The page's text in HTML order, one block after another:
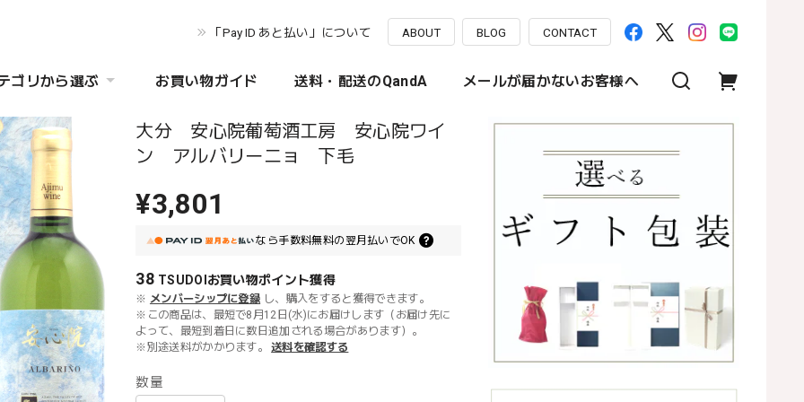
「Pay ID あと払い」について ABOUT BLOG CONTACT
ゴリから選ぶ お買い物ガイド 送料・配送のQandA メールが届かないお客様へ
大分 安心院葡萄酒工房 安心院ワイ
ン アルバリーニョ 下毛
¥3,801
なら手数料無料の 翌月払いでOK
38 TSUDOIお買い物ポイント獲得
※ メンバーシップに登録 し、購入をすると獲得できます。
※この商品は、最短で8月12日(水)にお届けします（お届け先に
よって、最短到着日に数日追加される場合があります）。
※別途送料がかかります。
送料を確認する
数量